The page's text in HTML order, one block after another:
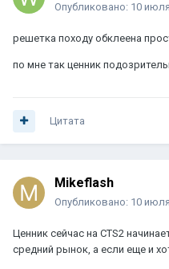
Опубликовано: 10
решетка походу обклеена
по мне так ценник
Цитата
Mikeflash
Опубликовано: 10
Ценник сейчас на CTS2
средний рынок, а если еще и